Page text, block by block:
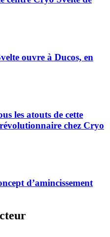
ouvre à Ducos, en
les atouts de cette
chez Cryo
d’amincissement